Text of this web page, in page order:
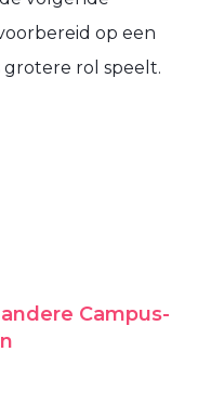
op een
grotere rol speelt.
Campus-